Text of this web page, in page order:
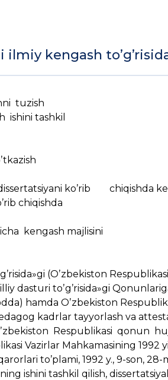
kengash
tuzish
ishini tashkil
koʼrib chiqishda
chiqishda
kengash majlisini
(Oʼzbekiston
dasturi toʼgʼrisida»gi
hamda Oʼzbekiston
kadrlar tayyorlash va
Respublikasi qonun
Vazirlar Mahkamasining 1992
toʼplami, 1992 y., 9-son,
ishini tashkil qilish,